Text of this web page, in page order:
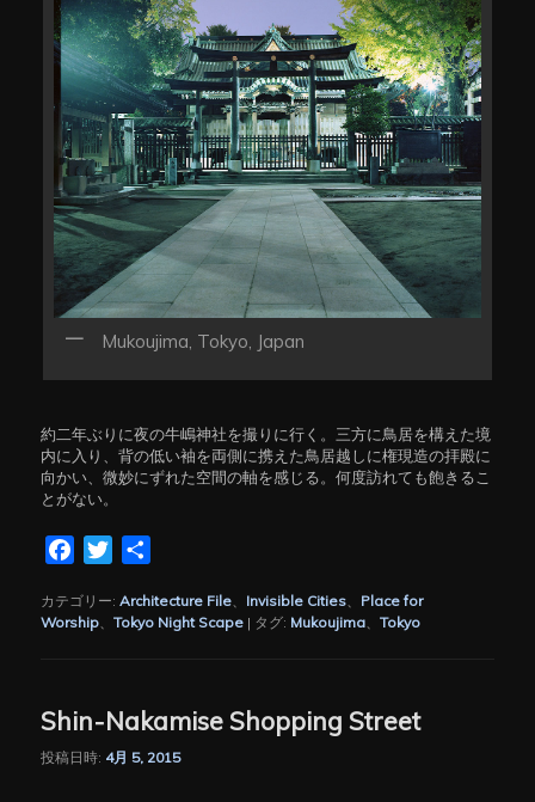
Mukoujima, Tokyo, Japan
約二年ぶりに夜の牛嶋神社を撮りに行く。三方に鳥居を構えた境
内に入り、背の低い袖を両側に携えた鳥居越しに権現造の拝殿に
向かい、微妙にずれた空間の軸を感じる。何度訪れても飽きるこ
とがない。
FacebookTwitter
カテゴリー: Architecture File Invisible Cities
Place for
Worship 、Tokyo Night Scape | タグ: Mukoujima 、Tokyo
Shin-Nakamise Shopping Street
投稿日時: 4月 5, 2015